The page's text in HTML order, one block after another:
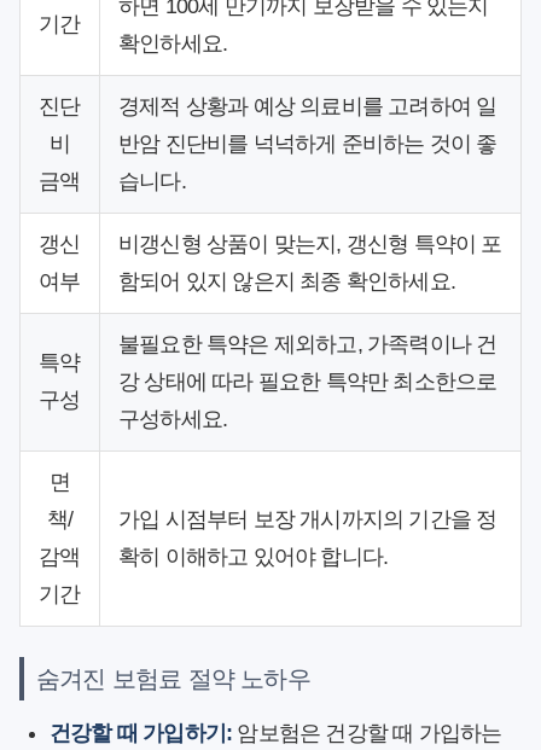
기간
하면 100세 만기까지 보장받을 수 있는지
확인하세요.
진단
비
금액
경제적 상황과 예상 의료비를 고려하여 일
반암 진단비를 넉넉하게 준비하는 것이 좋
습니다.
갱신
여부
비갱신형 상품이 맞는지, 갱신형 특약이 포
함되어 있지 않은지 최종 확인하세요.
특약
구성
불필요한 특약은 제외하고, 가족력이나 건
강 상태에 따라 필요한 특약만 최소한으로
구성하세요.
면
책/
감액
기간
가입 시점부터 보장 개시까지의 기간을 정
확히 이해하고 있어야 합니다.
숨겨진 보험료 절약 노하우
건강할 때 가입하기: 암보험은 건강할 때 가입하는